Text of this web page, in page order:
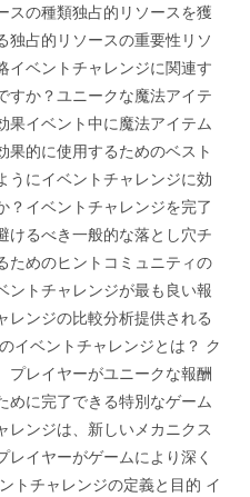
スの種類独占的リソースを獲
独占的リソースの重要性リソ
イベントチャレンジに関連す
すか？ユニークな魔法アイテ
果イベント中に魔法アイテム
果的に使用するためのベスト
うにイベントチャレンジに効
？イベントチャレンジを完了
けるべき一般的な落とし穴チ
ためのヒントコミュニティの
ントチャレンジが最も良い報
レンジの比較分析提供される
イベントチャレンジとは？ ク
プレイヤーがユニークな報酬
めに完了できる特別なゲーム
レンジは、新しいメカニクス
イヤーがゲームにより深く
トチャレンジの定義と目的 イ